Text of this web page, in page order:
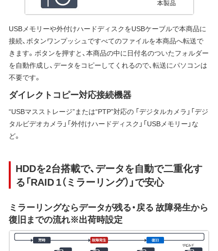
USBメモリーや外付けハードディスクをUSBケーブルで本商品に
接続、ボタンワンプッシュですべてのファイルを本商品へ転送で
きます。ボタンを押すと、本商品の中に日付名のついたフォルダー
を自動作成し、データをコピーしてくれるので、転送にパソコンは
不要です。
ダイレクトコピー対応接続機器
“USBマスストレージ”または“PTP”対応の 「デジタルカメラ」「デジ
タルビデオカメラ」「外付けハードディスク」「USBメモリー」な
ど。
HDDを2台搭載で、データを自動で二重化す
る「RAID 1（ミラーリング）」で安心
ミラーリングならデータが残る・戻る 故障発生から
復旧までの流れ※出荷時設定